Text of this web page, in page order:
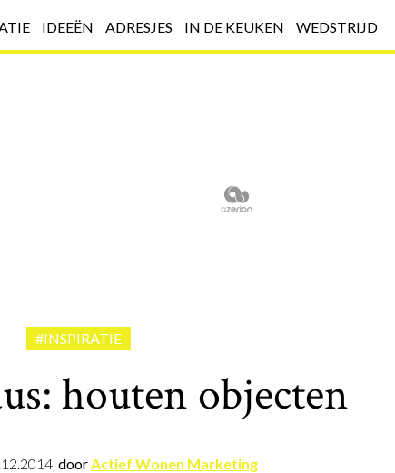
IDEEËN ADRESJES IN DE KEUKEN WEDSTRIJD
#INSPIRATIE
houten objecten
doorActief Wonen Marketing